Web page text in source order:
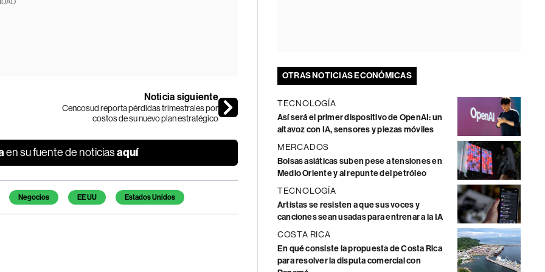
Noticia siguiente
Cencosud reporta pérdidas trimestrales por
costos de su nuevo plan estratégico
en su fuente de noticiasaquí
Negocios EE UU Estados Unidos
OTRAS NOTICIAS ECONÓMICAS
TECNOLOGÍA
Así será el primer dispositivo de OpenAI: un
altavoz con IA, sensores y piezas móviles
MERCADOS
Bolsas asiáticas suben pese a tensiones en
Medio Oriente y al repunte del petróleo
TECNOLOGÍA
Artistas se resisten a que sus voces y
canciones sean usadas para entrenar a la IA
COSTA RICA
En qué consiste la propuesta de Costa Rica
para resolver la disputa comercial con